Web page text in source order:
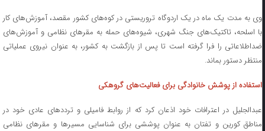
وی به مدت یک ماه در یک اردوگاه تروریستی در کوه‌های کشور مقصد، آموزش‌های کار
با اسلحه، تاکتیک‌های جنگ شهری، شیوه‌های حمله به مقر‌های نظامی و آموزش‌های
ضداطلاعاتی را فرا گرفته است تا پس از بازگشت به کشور، به عنوان نیروی عملیاتی
منتظر دستور بماند.
استفاده از پوشش خانوادگی برای فعالیت‌های گروهکی
عبدالجلیل در اعترافات خود اذعان کرد که از روابط فامیلی و تردد‌های عادی خود در
مناطق کورین و تفتان به عنوان پوششی برای شناسایی مسیر‌ها و مقر‌های نظامی